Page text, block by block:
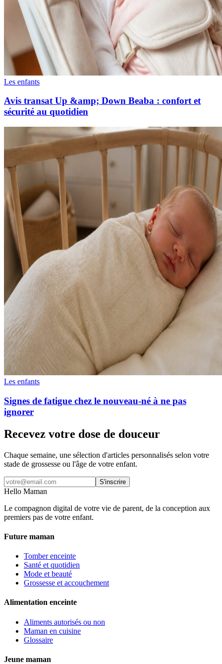
Les enfants
Avis transat Up &amp; Down Beaba : confort et
sécurité au quotidien
Les enfants
Signes de fatigue chez le nouveau-né à ne pas
ignorer
Recevez votre dose de douceur
Chaque semaine, une sélection d'articles personnalisés selon votre
stade de grossesse ou l'âge de votre enfant.
S'inscrire
Hello Maman
Le compagnon digital de votre vie de parent, de la conception aux
premiers pas de votre enfant.
Future maman
Tomber enceinte
Santé et quotidien
Mode et beauté
Grossesse et accouchement
Alimentation enceinte
Aliments autorisés ou non
Maman en cuisine
Glossaire
Jeune maman